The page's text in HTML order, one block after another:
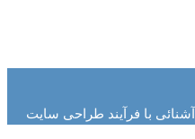
آشنائی با فرآیند طراحی سایت